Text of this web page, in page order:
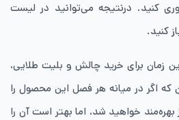
کنید. درنتیجه می‌توانید در لیست
کنید.
زمان برای خرید چالش و بلیت طلایی،
که اگر در میانه هر فصل این محصول را
بهره‌مند خواهید شد، اما بهتر است آن را